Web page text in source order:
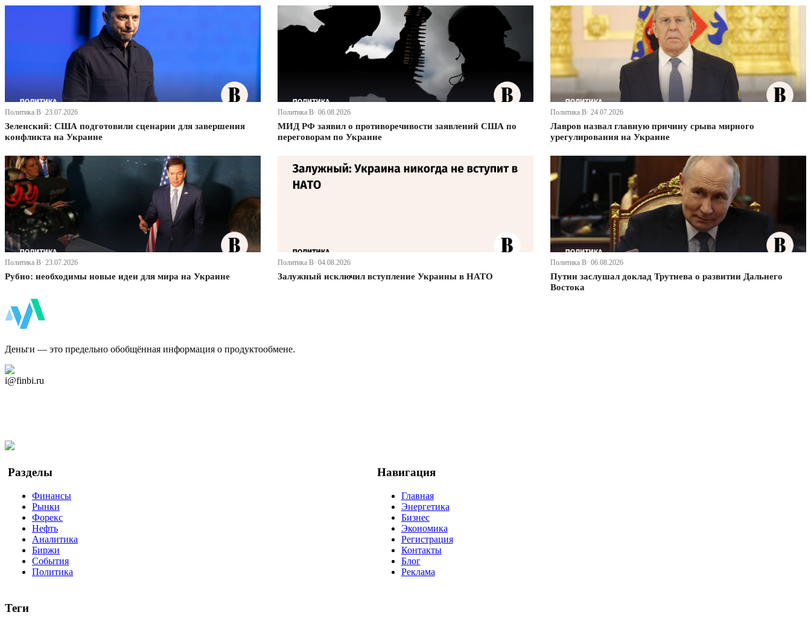
Политика В· 23.07.2026
Зеленский: США подготовили сценарии для завершения
конфликта на Украине
Политика В· 06.08.2026
МИД РФ заявил о противоречивости заявлений США по
переговорам по Украине
Политика В· 24.07.2026
Лавров назвал главную причину срыва мирного
урегулирования на Украине
Политика В· 23.07.2026
Рубио: необходимы новые идеи для мира на Украине
Политика В· 04.08.2026
Залужный исключил вступление Украины в НАТО
Политика В· 06.08.2026
Путин заслушал доклад Трутнева о развитии Дальнего
Востока
Деньги — это предельно обобщённая информация о продуктообмене.
i@finbi.ru
Разделы
Финансы
Рынки
Форекс
Нефть
Аналитика
Биржи
События
Политика
Навигация
Главная
Энергетика
Бизнес
Экономика
Регистрация
Контакты
Блог
Реклама
Теги